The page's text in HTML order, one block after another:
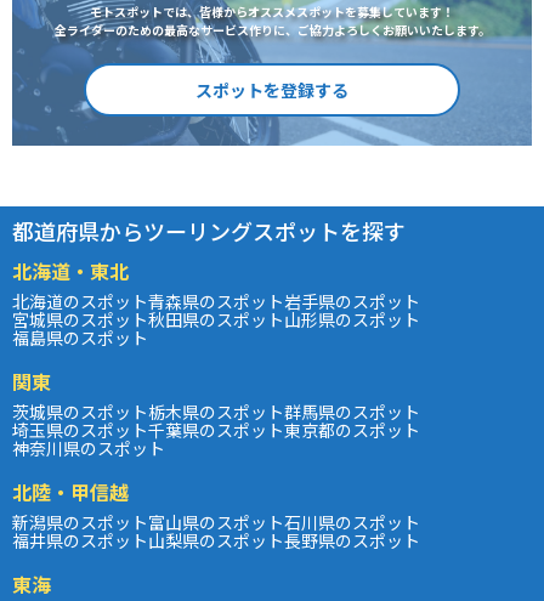
モトスポットでは、皆様からオススメスポットを募集しています！
全ライダーのための最高なサービス作りに、ご協力よろしくお願いいたします。
スポットを登録する
都道府県からツーリングスポットを探す
北海道・東北
北海道のスポット青森県のスポット岩手県のスポット
宮城県のスポット秋田県のスポット山形県のスポット
福島県のスポット
関東
茨城県のスポット栃木県のスポット群馬県のスポット
埼玉県のスポット千葉県のスポット東京都のスポット
神奈川県のスポット
北陸・甲信越
新潟県のスポット富山県のスポット石川県のスポット
福井県のスポット山梨県のスポット長野県のスポット
東海